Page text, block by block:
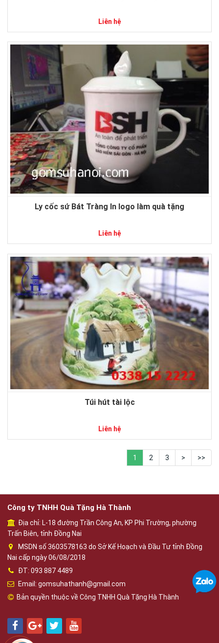
Liên hệ
Ly cốc sứ Bát Tràng In logo làm quà tặng
Liên hệ
Túi hút tài lộc
Liên hệ
1 2 3 > >>
Công ty TNHH Quà Tặng Hà Thành
Địa chỉ: L-18 đường Trần Công An, KP Phi Trường, phường
Trấn Biên, tỉnh Đồng Nai
MSDN số 3603578163 do Sở Kế Hoạch và Đầu Tư tỉnh Đồng
Nai cấp ngày 06/08/2018
ĐT: 093 887 4489
Email: gomsuhathanh@gmail.com
Bản quyền thuộc về Công TNHH Quà Tặng Hà Thành